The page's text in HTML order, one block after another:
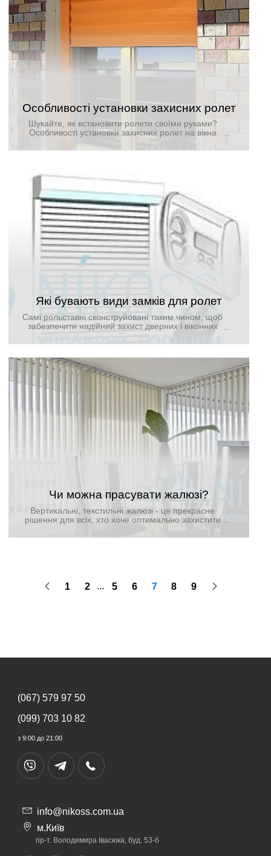
звернутися в спеціалізовану компанію.
Особливості установки захисних ролет
Шукайте, як встановити ролети своїми руками?
Особливості установки захисних ролет на вікна
своїми руками. Керівництво, інструкції, фото.
Самостійний монтаж ролет. Що для цього
Які бувають види замків для ролет
Самі рольставні сконструйовані таким чином, щоб
забезпечити надійний захист дверних і віконних
прорізів від навмисного злому. Незалежно від
того, з якого матеріалу виготовляють ролети, від
додаткового обладнання гратами і т. Д.,
Конструкція не буде повноцінно функціонувати,
якщо не оснастити її надійним замком.
Чи можна прасувати жалюзі?
Вертикальні, текстильні жалюзі - це прекрасне
рішення для всіх, хто хоче оптимально захистити
додати яскравий акцент в свій інтер'єр.
1 2 ... 5 6 7 8 9
(067) 579 97 50
(099) 703 10 82
з 9:00 до 21:00
info@nikoss.com.ua
м.Київ
пр-т. Володимира Івасюка, буд. 53-б